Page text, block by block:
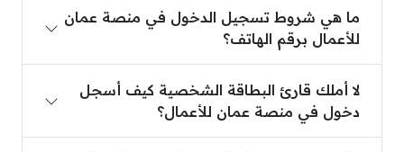
ما هي شروط تسجيل الدخول في منصة عمان
للأعمال برقم الهاتف؟
لا أملك قارئ البطاقة الشخصية كيف أسجل
دخول في منصة عمان للأعمال؟